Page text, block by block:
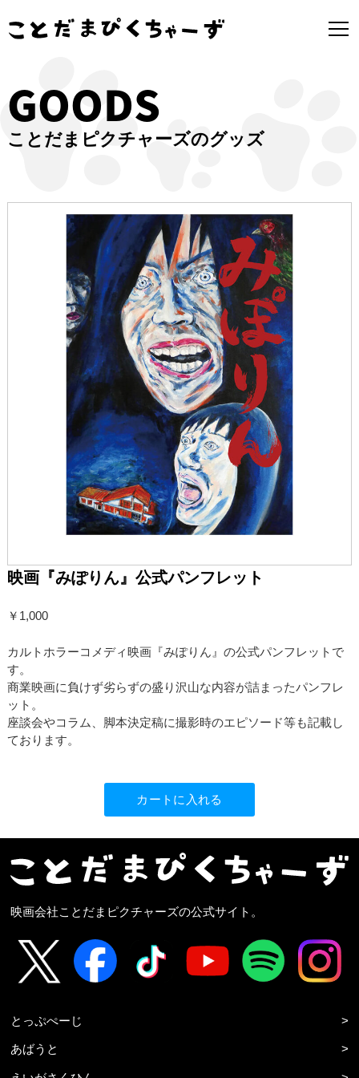
GOODS
ことだまピクチャーズのグッズ
映画『みぽりん』公式パンフレット
￥1,000
カルトホラーコメディ映画『みぽりん』の公式パンフレットで
す。
商業映画に負けず劣らずの盛り沢山な内容が詰まったパンフレ
ット。
座談会やコラム、脚本決定稿に撮影時のエピソード等も記載し
ております。
映画会社ことだまピクチャーズの公式サイト。
とっぷぺーじ >
あばうと >